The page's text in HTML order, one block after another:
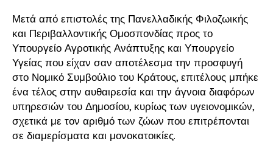
Μετά από επιστολές της Πανελλαδικής Φιλοζωικής
και Περιβαλλοντικής Ομοσπονδίας προς το
Υπουργείο Αγροτικής Ανάπτυξης και Υπουργείο
Υγείας που είχαν σαν αποτέλεσμα την προσφυγή
στο Νομικό Συμβούλιο του Κράτους, επιτέλους μπήκε
ένα τέλος στην αυθαιρεσία και την άγνοια διαφόρων
υπηρεσιών του Δημοσίου, κυρίως των υγειονομικών,
σχετικά με τον αριθμό των ζώων που επιτρέπονται
σε διαμερίσματα και μονοκατοικίες.